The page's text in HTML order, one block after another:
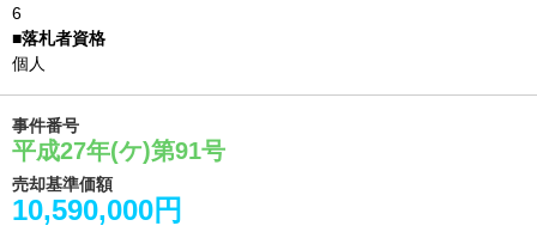
6
個人
事件番号
平成27年(ケ)第91号
売却基準価額
10,590,000円